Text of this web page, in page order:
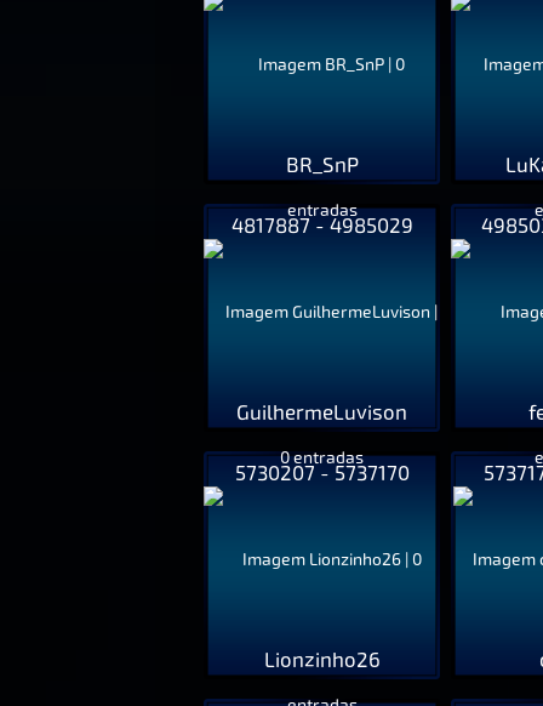
BR_SnP
4817887 - 4985029
GuilhermeLuvison
5730207 - 5737170
Lionzinho26